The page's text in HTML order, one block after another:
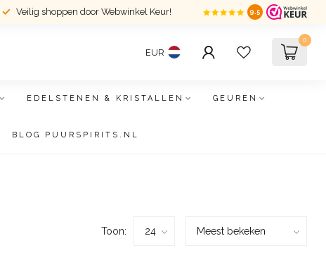
Veilig shoppen door Webwinkel Keur! 9.5
EUR
0
EDELSTENEN & KRISTALLEN GEUREN
BLOG PUURSPIRITS.NL
Toon: